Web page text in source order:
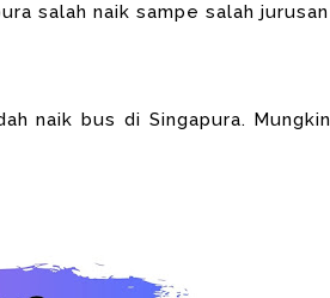
salah naik sampe salah jurusan
naik bus di Singapura. Mungkin